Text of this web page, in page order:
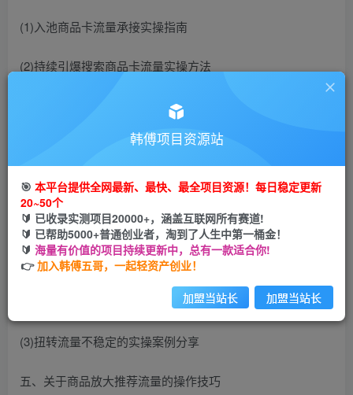
(1)入池商品卡流量承接实操指南
(2)持续引爆搜索商品卡流量实操方法
(3）持续引爆非搜商品卡流量实操方法
6商品卡爆品流量缔造实操步骤第六步：
如何加持商品卡权重，使流量持续暴涨
四、关于商品卡推荐流量不稳定分析
(1)流量不稳定的因素分析
(3)扭转流量不稳定的实操案例分享
五、关于商品放大推荐流量的操作技巧
韩傅项目资源站
🎯 本平台提供全网最新、最快、最全项目资源！每日稳定更新
20~50个
🔰 已收录实测项目20000+，涵盖互联网所有赛道!
🔰 已帮助5000+普通创业者，淘到了人生中第一桶金！
🔰 海量有价值的项目持续更新中，总有一款适合你!
👉加入韩傅五哥，一起轻资产创业！
加盟当站长 加盟当站长